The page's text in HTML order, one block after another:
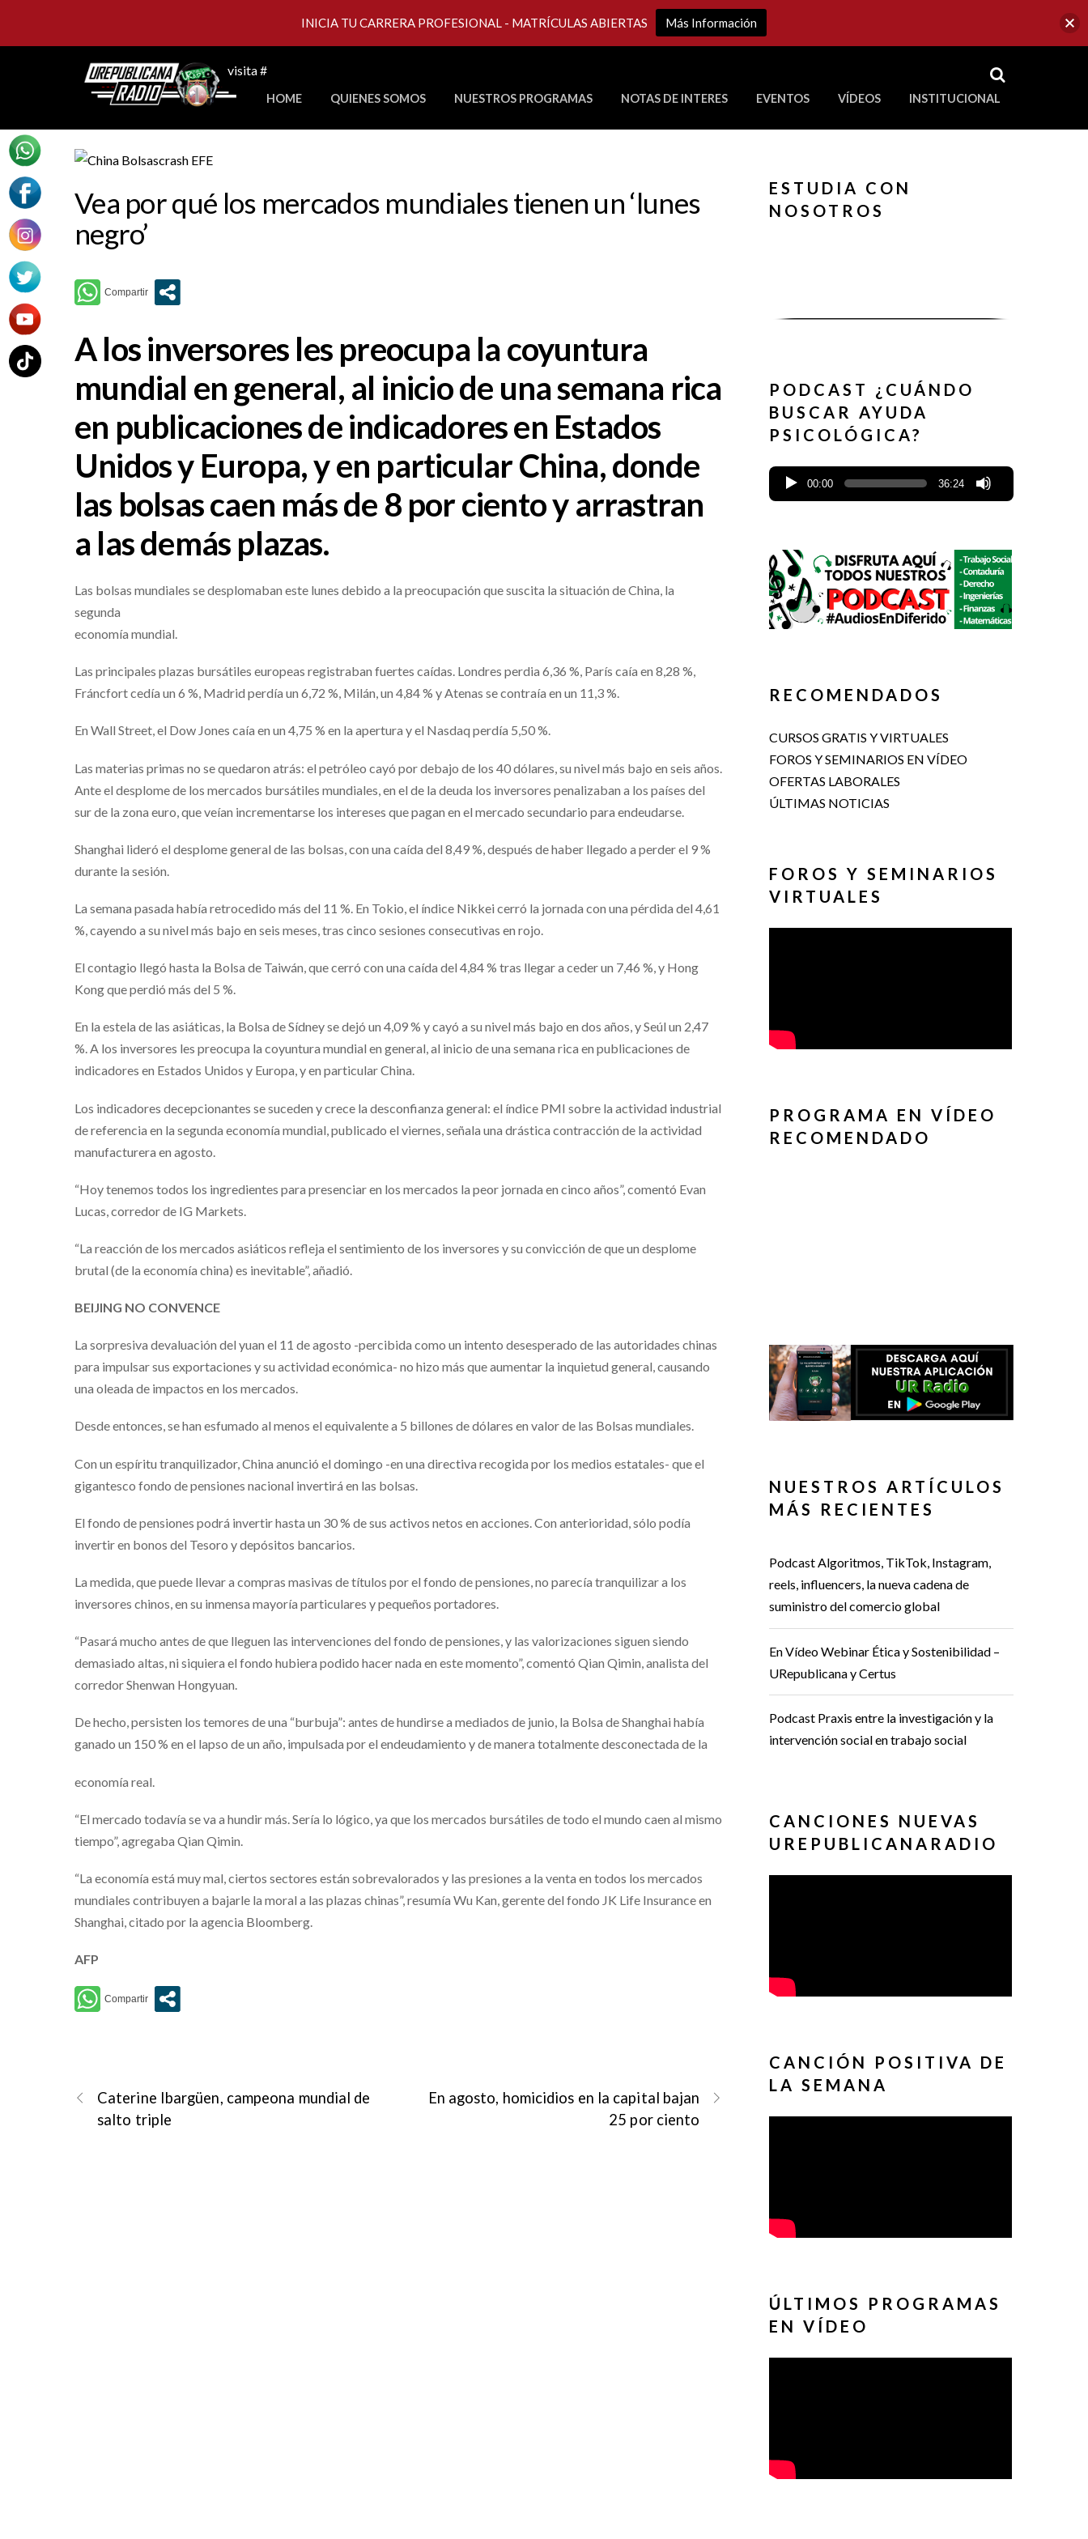
visita # RSS
HOME QUIENES SOMOS NUESTROS PROGRAMAS NOTAS DE INTERES EVENTOS VÍDEOS INSTITUCIONAL
Vea por qué los mercados mundiales tienen un ‘lunes
negro’
A los inversores les preocupa la coyuntura
mundial en general, al inicio de una semana rica
en publicaciones de indicadores en Estados
Unidos y Europa, y en particular China, donde
las bolsas caen más de 8 por ciento y arrastran
a las demás plazas.
Las bolsas mundiales se desplomaban este lunes debido a la preocupación que suscita la situación de China, la
segunda
economía mundial.
Las principales plazas bursátiles europeas registraban fuertes caídas. Londres perdia 6,36 %, París caía en 8,28 %,
Fráncfort cedía un 6 %, Madrid perdía un 6,72 %, Milán, un 4,84 % y Atenas se contraía en un 11,3 %.
En Wall Street, el Dow Jones caía en un 4,75 % en la apertura y el Nasdaq perdía 5,50 %.
Las materias primas no se quedaron atrás: el petróleo cayó por debajo de los 40 dólares, su nivel más bajo en seis años.
Ante el desplome de los mercados bursátiles mundiales, en el de la deuda los inversores penalizaban a los países del
sur de la zona euro, que veían incrementarse los intereses que pagan en el mercado secundario para endeudarse.
Shanghai lideró el desplome general de las bolsas, con una caída del 8,49 %, después de haber llegado a perder el 9 %
durante la sesión.
La semana pasada había retrocedido más del 11 %. En Tokio, el índice Nikkei cerró la jornada con una pérdida del 4,61
%, cayendo a su nivel más bajo en seis meses, tras cinco sesiones consecutivas en rojo.
El contagio llegó hasta la Bolsa de Taiwán, que cerró con una caída del 4,84 % tras llegar a ceder un 7,46 %, y Hong
Kong que perdió más del 5 %.
En la estela de las asiáticas, la Bolsa de Sídney se dejó un 4,09 % y cayó a su nivel más bajo en dos años, y Seúl un 2,47
%. A los inversores les preocupa la coyuntura mundial en general, al inicio de una semana rica en publicaciones de
indicadores en Estados Unidos y Europa, y en particular China.
Los indicadores decepcionantes se suceden y crece la desconfianza general: el índice PMI sobre la actividad industrial
de referencia en la segunda economía mundial, publicado el viernes, señala una drástica contracción de la actividad
manufacturera en agosto.
“Hoy tenemos todos los ingredientes para presenciar en los mercados la peor jornada en cinco años”, comentó Evan
Lucas, corredor de IG Markets.
“La reacción de los mercados asiáticos refleja el sentimiento de los inversores y su convicción de que un desplome
brutal (de la economía china) es inevitable”, añadió.
BEIJING NO CONVENCE
La sorpresiva devaluación del yuan el 11 de agosto -percibida como un intento desesperado de las autoridades chinas
para impulsar sus exportaciones y su actividad económica- no hizo más que aumentar la inquietud general, causando
una oleada de impactos en los mercados.
Desde entonces, se han esfumado al menos el equivalente a 5 billones de dólares en valor de las Bolsas mundiales.
Con un espíritu tranquilizador, China anunció el domingo -en una directiva recogida por los medios estatales- que el
gigantesco fondo de pensiones nacional invertirá en las bolsas.
El fondo de pensiones podrá invertir hasta un 30 % de sus activos netos en acciones. Con anterioridad, sólo podía
invertir en bonos del Tesoro y depósitos bancarios.
La medida, que puede llevar a compras masivas de títulos por el fondo de pensiones, no parecía tranquilizar a los
inversores chinos, en su inmensa mayoría particulares y pequeños portadores.
“Pasará mucho antes de que lleguen las intervenciones del fondo de pensiones, y las valorizaciones siguen siendo
demasiado altas, ni siquiera el fondo hubiera podido hacer nada en este momento”, comentó Qian Qimin, analista del
corredor Shenwan Hongyuan.
De hecho, persisten los temores de una “burbuja”: antes de hundirse a mediados de junio, la Bolsa de Shanghai había
ganado un 150 % en el lapso de un año, impulsada por el endeudamiento y de manera totalmente desconectada de la
economía real.
“El mercado todavía se va a hundir más. Sería lo lógico, ya que los mercados bursátiles de todo el mundo caen al mismo
tiempo”, agregaba Qian Qimin.
“La economía está muy mal, ciertos sectores están sobrevalorados y las presiones a la venta en todos los mercados
mundiales contribuyen a bajarle la moral a las plazas chinas”, resumía Wu Kan, gerente del fondo JK Life Insurance en
Shanghai, citado por la agencia Bloomberg.
AFP
Caterine Ibargüen, campeona mundial de
salto triple
En agosto, homicidios en la capital bajan
25 por ciento
ESTUDIA CON
NOSOTROS
PODCAST ¿CUÁNDO
BUSCAR AYUDA
PSICOLÓGICA?
00:00 36:24
RECOMENDADOS
CURSOS GRATIS Y VIRTUALES
FOROS Y SEMINARIOS EN VÍDEO
OFERTAS LABORALES
ÚLTIMAS NOTICIAS
FOROS Y SEMINARIOS
VIRTUALES
PROGRAMA EN VÍDEO
RECOMENDADO
NUESTROS ARTÍCULOS
MÁS RECIENTES
Podcast Algoritmos, TikTok, Instagram,
reels, influencers, la nueva cadena de
suministro del comercio global
En Vídeo Webinar Ética y Sostenibilidad –
URepublicana y Certus
Podcast Praxis entre la investigación y la
intervención social en trabajo social
CANCIONES NUEVAS
UREPUBLICANARADIO
CANCIÓN POSITIVA DE
LA SEMANA
ÚLTIMOS PROGRAMAS
EN VÍDEO
INICIA TU CARRERA PROFESIONAL - MATRÍCULAS ABIERTAS Más Información